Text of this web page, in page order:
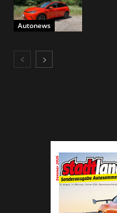
Autonews